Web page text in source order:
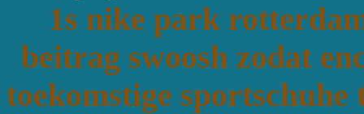
1s nike park
beitrag swoosh zodat
toekomstige